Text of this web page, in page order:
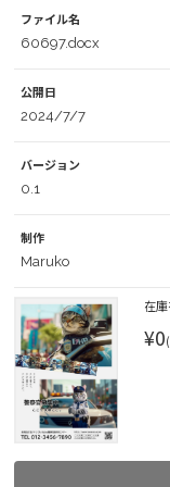
ファイル名
60697.docx
公開日
2024/7/7
バージョン
0.1
制作
Maruko
在庫
¥0